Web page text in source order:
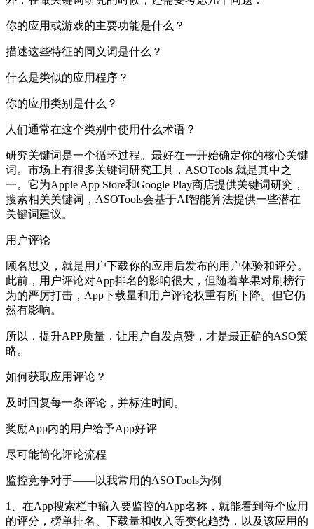
你的应用或游戏的主要功能是什么？
描述这些特征的同义词是什么？
什么是类似的应用程序？
你的应用类别是什么？
人们通常在这个类别中使用什么术语？
研究关键词是一个循环过程。最好在一开始确定你的核心关键
词。市场上有很多关键词研究工具，ASOTools 就是其中之
一。它为Apple App Store和Google Play商店提供关键词研究，
搜索相关关键词，ASOTools会基于AI智能算法提供一些潜在
关键词建议。
用户评论
顾名思义，就是用户下载你的应用后发布的用户体验和评分。
此前，用户评论对App排名的影响很大，但随着苹果对刷榜行
为的严厉打击，App下载量和用户评论权重有所下降。但它仍
然有影响。
所以，提升APP质量，让用户自发点赞，才是最正确的ASO策
略。
如何获取应用评论？
及时回复每一条评论，并标注时间。
奖励App内的用户给予App好评
尽可能简化评论流程
监控竞争对手——以我常用的ASOTools为例
1、在App搜索栏中输入要监控的App名称，就能看到每个应用
的评分，榜单排名、下载量和收入等变化趋势，以及该应用的